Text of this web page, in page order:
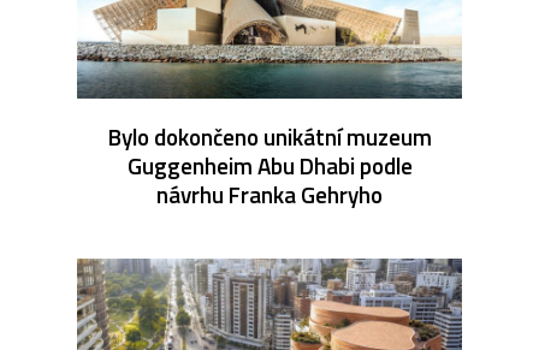
Bylo dokončeno unikátní muzeum
Guggenheim Abu Dhabi podle
návrhu Franka Gehryho